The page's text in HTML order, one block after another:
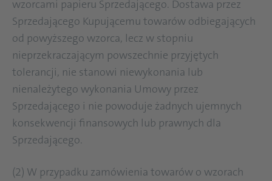
wzorcami papieru Sprzedającego. Dostawa przez
Sprzedającego Kupującemu towarów odbiegających
od powyższego wzorca, lecz w stopniu
nieprzekraczającym powszechnie przyjętych
tolerancji, nie stanowi niewykonania lub
nienależytego wykonania Umowy przez
Sprzedającego i nie powoduje żadnych ujemnych
konsekwencji finansowych lub prawnych dla
Sprzedającego.
(2) W przypadku zamówienia towarów o wzorach